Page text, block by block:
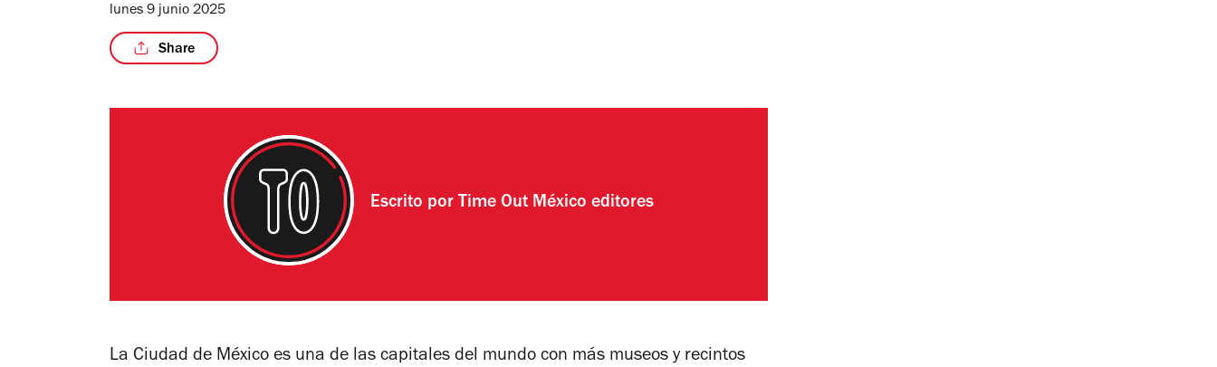
lunes 9 junio 2025
Share
Escrito por Time Out México editores
La Ciudad de México es una de las capitales del mundo con más museos y recintos